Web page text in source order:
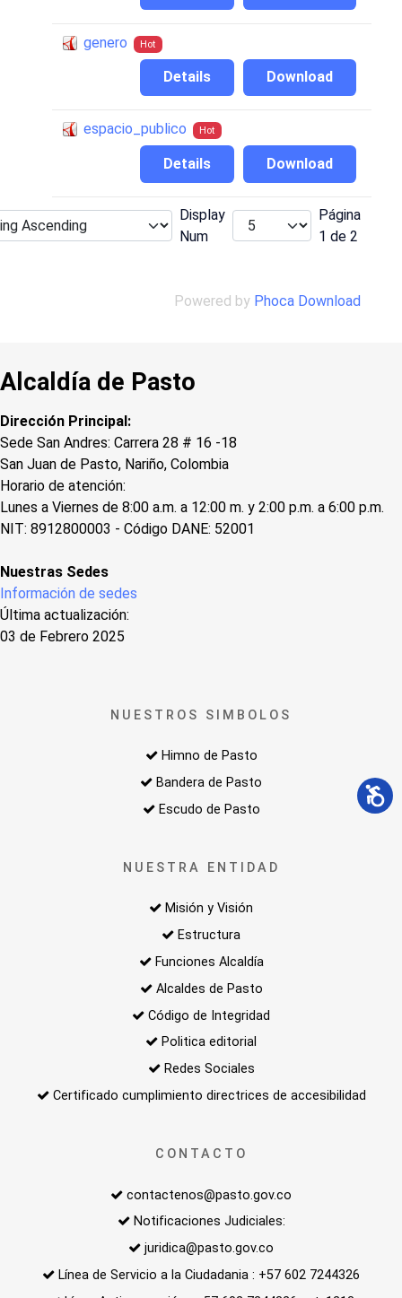
genero Hot
Download
Details
espacio_publico Hot
Download
Details
Display
Num
Página
1 de 2
Powered by Phoca Download
Alcaldía de Pasto
Dirección Principal:
Sede San Andres: Carrera 28 # 16 -18
San Juan de Pasto, Nariño, Colombia
Horario de atención:
Lunes a Viernes de 8:00 a.m. a 12:00 m. y 2:00 p.m. a 6:00 p.m.
NIT: 8912800003 - Código DANE: 52001
Nuestras Sedes
Información de sedes
Última actualización:
03 de Febrero 2025
NUESTROS SIMBOLOS
Himno de Pasto
Bandera de Pasto
Escudo de Pasto
NUESTRA ENTIDAD
Misión y Visión
Estructura
Funciones Alcaldía
Alcaldes de Pasto
Código de Integridad
Politica editorial
Redes Sociales
Certificado cumplimiento directrices de accesibilidad
CONTACTO
contactenos@pasto.gov.co
Notificaciones Judiciales:
juridica@pasto.gov.co
Línea de Servicio a la Ciudadania : +57 602 7244326